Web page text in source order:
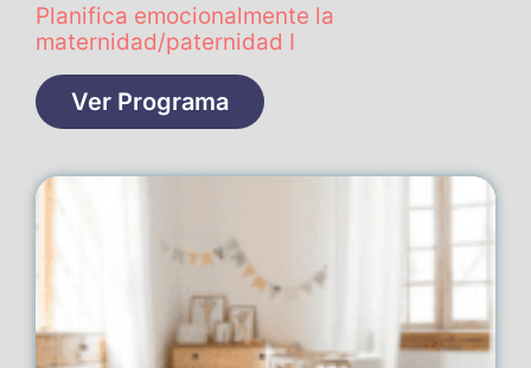
Planifica emocionalmente la
maternidad/paternidad I
Ver Programa